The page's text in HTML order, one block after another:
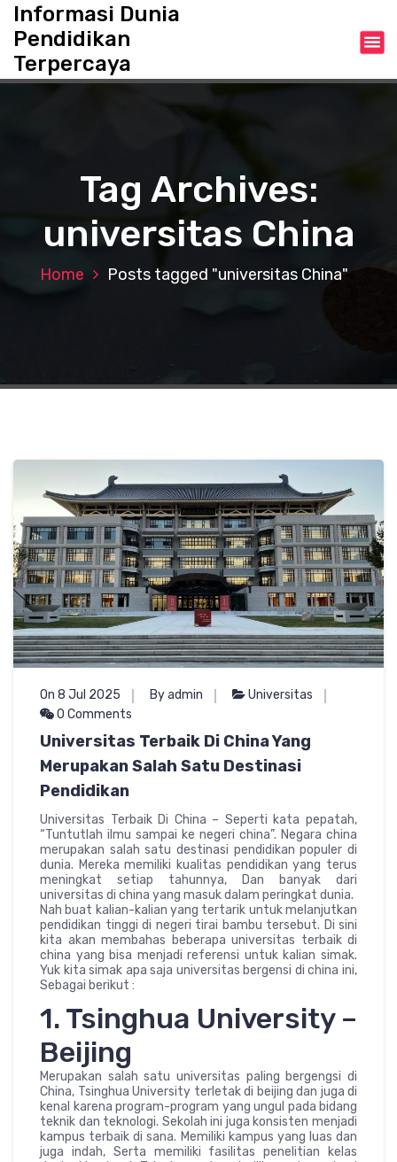
t
Informasi Dunia
Pendidikan
Terpercaya
Tag Archives:
universitas China
Home Posts tagged "universitas China"
On 8 Jul 2025 By admin
Universitas
0 Comments
Universitas Terbaik Di China Yang
Merupakan Salah Satu Destinasi
Pendidikan
Universitas Terbaik Di China – Seperti kata pepatah,
“Tuntutlah ilmu sampai ke negeri china”. Negara china
merupakan salah satu destinasi pendidikan populer di
dunia. Mereka memiliki kualitas pendidikan yang terus
meningkat setiap tahunnya, Dan banyak dari
universitas di china yang masuk dalam peringkat dunia.
Nah buat kalian-kalian yang tertarik untuk melanjutkan
pendidikan tinggi di negeri tirai bambu tersebut. Di sini
kita akan membahas beberapa universitas terbaik di
china yang bisa menjadi referensi untuk kalian simak.
Yuk kita simak apa saja universitas bergensi di china ini,
Sebagai berikut :
1. Tsinghua University –
Beijing
Merupakan salah satu universitas paling bergengsi di
China, Tsinghua University terletak di beijing dan juga di
kenal karena program-program yang ungul pada bidang
teknik dan teknologi. Sekolah ini juga konsisten menjadi
kampus terbaik di sana. Memiliki kampus yang luas dan
juga indah, Serta memiliki fasilitas penelitian kelas